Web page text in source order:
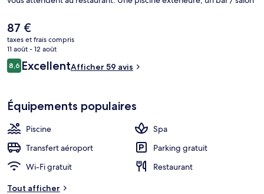
offerts.
Le
prix
actuel
est
de
87 €
taxes et frais compris
11 août - 12 août
Avis
voyageurs
8,68,6 sur 10
ExcellentAfficher 59 avis
Équipements populaires
Piscine
Spa
Transfert aéroport
Parking gratuit
Wi-Fi gratuit
Restaurant
Tout afficher